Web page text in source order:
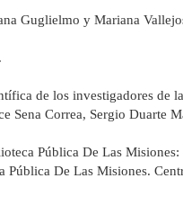
Guglielmo y Mariana
de los investigadores de
Sena Correa, Sergio Duarte
Pública De Las Misiones:
De Las Misiones.